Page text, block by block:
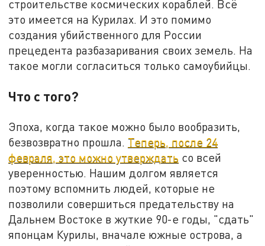
строительстве космических кораблей. Всё
это имеется на Курилах. И это помимо
создания убийственного для России
прецедента разбазаривания своих земель. На
такое могли согласиться только самоубийцы.
Что с того?
Эпоха, когда такое можно было вообразить,
безвозвратно прошла. Теперь, после 24
февраля, это можно утверждать со всей
уверенностью. Нашим долгом является
поэтому вспомнить людей, которые не
позволили совершиться предательству на
Дальнем Востоке в жуткие 90-е годы, "сдать"
японцам Курилы, вначале южные острова, а